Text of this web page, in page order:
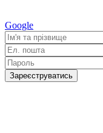
Google
Зареєструватись